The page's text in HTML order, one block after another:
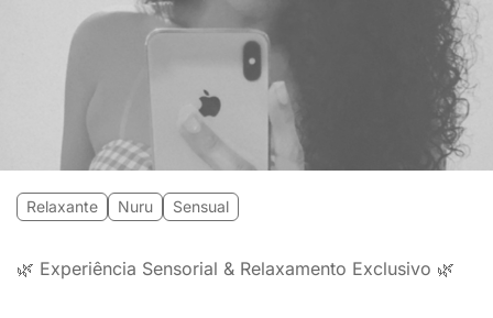
Relaxante Nuru Sensual
🌿 Experiência Sensorial & Relaxamento Exclusivo 🌿